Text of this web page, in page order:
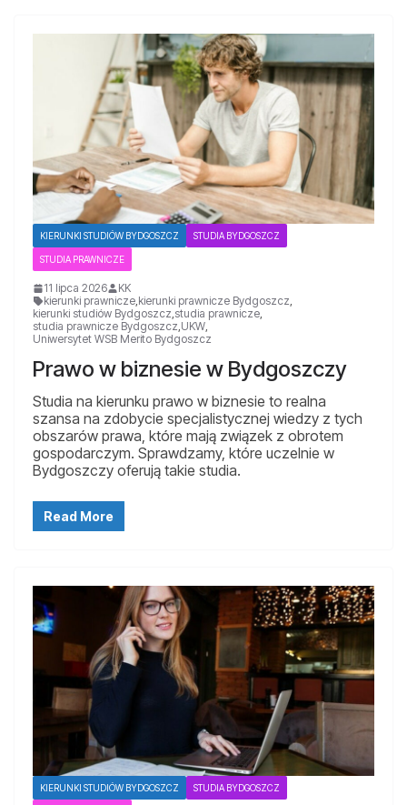
KIERUNKI STUDIÓW BYDGOSZCZ STUDIA BYDGOSZCZ
STUDIA PRAWNICZE
11 lipca 2026
KK
kierunki prawnicze,kierunki prawnicze Bydgoszcz,
kierunki studiów Bydgoszcz,studia prawnicze,
studia prawnicze Bydgoszcz,UKW,
Uniwersytet WSB Merito Bydgoszcz
Prawo w biznesie w Bydgoszczy
Studia na kierunku prawo w biznesie to realna
szansa na zdobycie specjalistycznej wiedzy z tych
obszarów prawa, które mają związek z obrotem
gospodarczym. Sprawdzamy, które uczelnie w
Bydgoszczy oferują takie studia.
Read More
KIERUNKI STUDIÓW BYDGOSZCZ STUDIA BYDGOSZCZ